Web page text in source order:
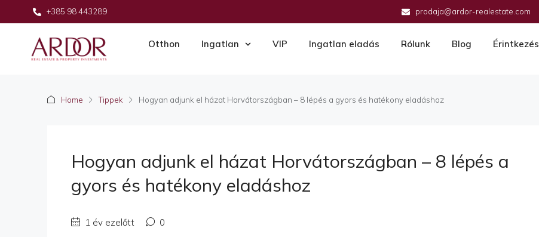
+385 98 443289 prodaja@ardor-realestate.com
Otthon Ingatlan VIP Ingatlan eladás Rólunk Blog Érintkezés
Home Tippek Hogyan adjunk el házat Horvátországban – 8 lépés a gyors és hatékony eladáshoz
Hogyan adjunk el házat Horvátországban – 8 lépés a
gyors és hatékony eladáshoz
1 év ezelőtt 0